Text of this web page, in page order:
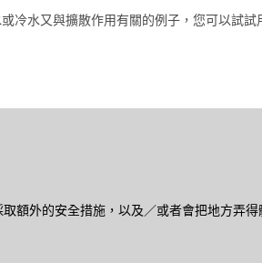
冷水又與擴散作用有關的例子，您可以試試
額外的安全措施，以及／或者會把地方弄得